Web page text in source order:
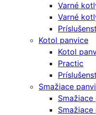
Varné
Varné
Kotol panvice
Kotol
Practic
Smažiace